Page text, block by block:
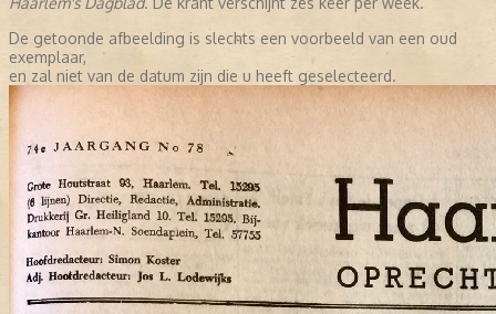
De getoonde afbeelding is slechts een voorbeeld van een oud
exemplaar,
en zal niet van de datum zijn die u heeft geselecteerd.